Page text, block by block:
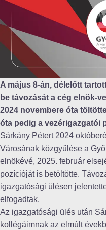
A május 8-án, délelőtt
be távozását a cég elnök-
2024 novembere óta
óta pedig a vezérigazgatói
Sárkány Pétert 2024
Városának közgyűlése a
elnökévé, 2025. február
pozícióját is betöltötte.
igazgatósági ülésen
elfogadtak.
Az igazgatósági ülés után
kollégáimnak az elmúlt